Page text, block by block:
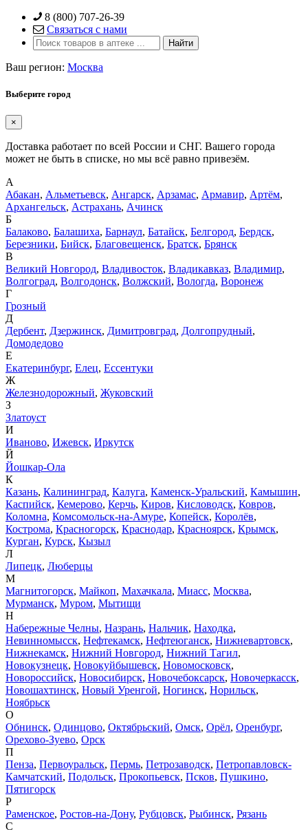
Skip
content
8 (800) 707-26-39
Связаться с нами
Ваш регион: Москва
Выберите город
×
Доставка работает по всей России и СНГ. Вашего города
может не быть в списке, но мы всё равно привезём.
А
Абакан, Альметьевск, Ангарск, Арзамас, Армавир, Артём,
Архангельск, Астрахань, Ачинск
Б
Балаково, Балашиха, Барнаул, Батайск, Белгород, Бердск,
Березники, Бийск, Благовещенск, Братск, Брянск
В
Великий Новгород, Владивосток, Владикавказ, Владимир,
Волгоград, Волгодонск, Волжский, Вологда, Воронеж
Г
Грозный
Д
Дербент, Дзержинск, Димитровград, Долгопрудный,
Домодедово
Е
Екатеринбург, Елец, Ессентуки
Ж
Железнодорожный, Жуковский
З
Златоуст
И
Иваново, Ижевск, Иркутск
Й
Йошкар-Ола
К
Казань, Калининград, Калуга, Каменск-Уральский, Камышин,
Каспийск, Кемерово, Керчь, Киров, Кисловодск, Ковров,
Коломна, Комсомольск-на-Амуре, Копейск, Королёв,
Кострома, Красногорск, Краснодар, Красноярск, Крымск,
Курган, Курск, Кызыл
Л
Липецк, Люберцы
М
Магнитогорск, Майкоп, Махачкала, Миасс, Москва,
Мурманск, Муром, Мытищи
Н
Набережные Челны, Назрань, Нальчик, Находка,
Невинномысск, Нефтекамск, Нефтеюганск, Нижневартовск,
Нижнекамск, Нижний Новгород, Нижний Тагил,
Новокузнецк, Новокуйбышевск, Новомосковск,
Новороссийск, Новосибирск, Новочебоксарск, Новочеркасск,
Новошахтинск, Новый Уренгой, Ногинск, Норильск,
Ноябрьск
О
Обнинск, Одинцово, Октябрьский, Омск, Орёл, Оренбург,
Орехово-Зуево, Орск
П
Пенза, Первоуральск, Пермь, Петрозаводск, Петропавловск-
Камчатский, Подольск, Прокопьевск, Псков, Пушкино,
Пятигорск
Р
Раменское, Ростов-на-Дону, Рубцовск, Рыбинск, Рязань
С